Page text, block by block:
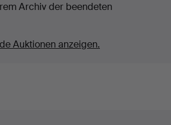
Archiv der beendeten
Auktionen anzeigen.